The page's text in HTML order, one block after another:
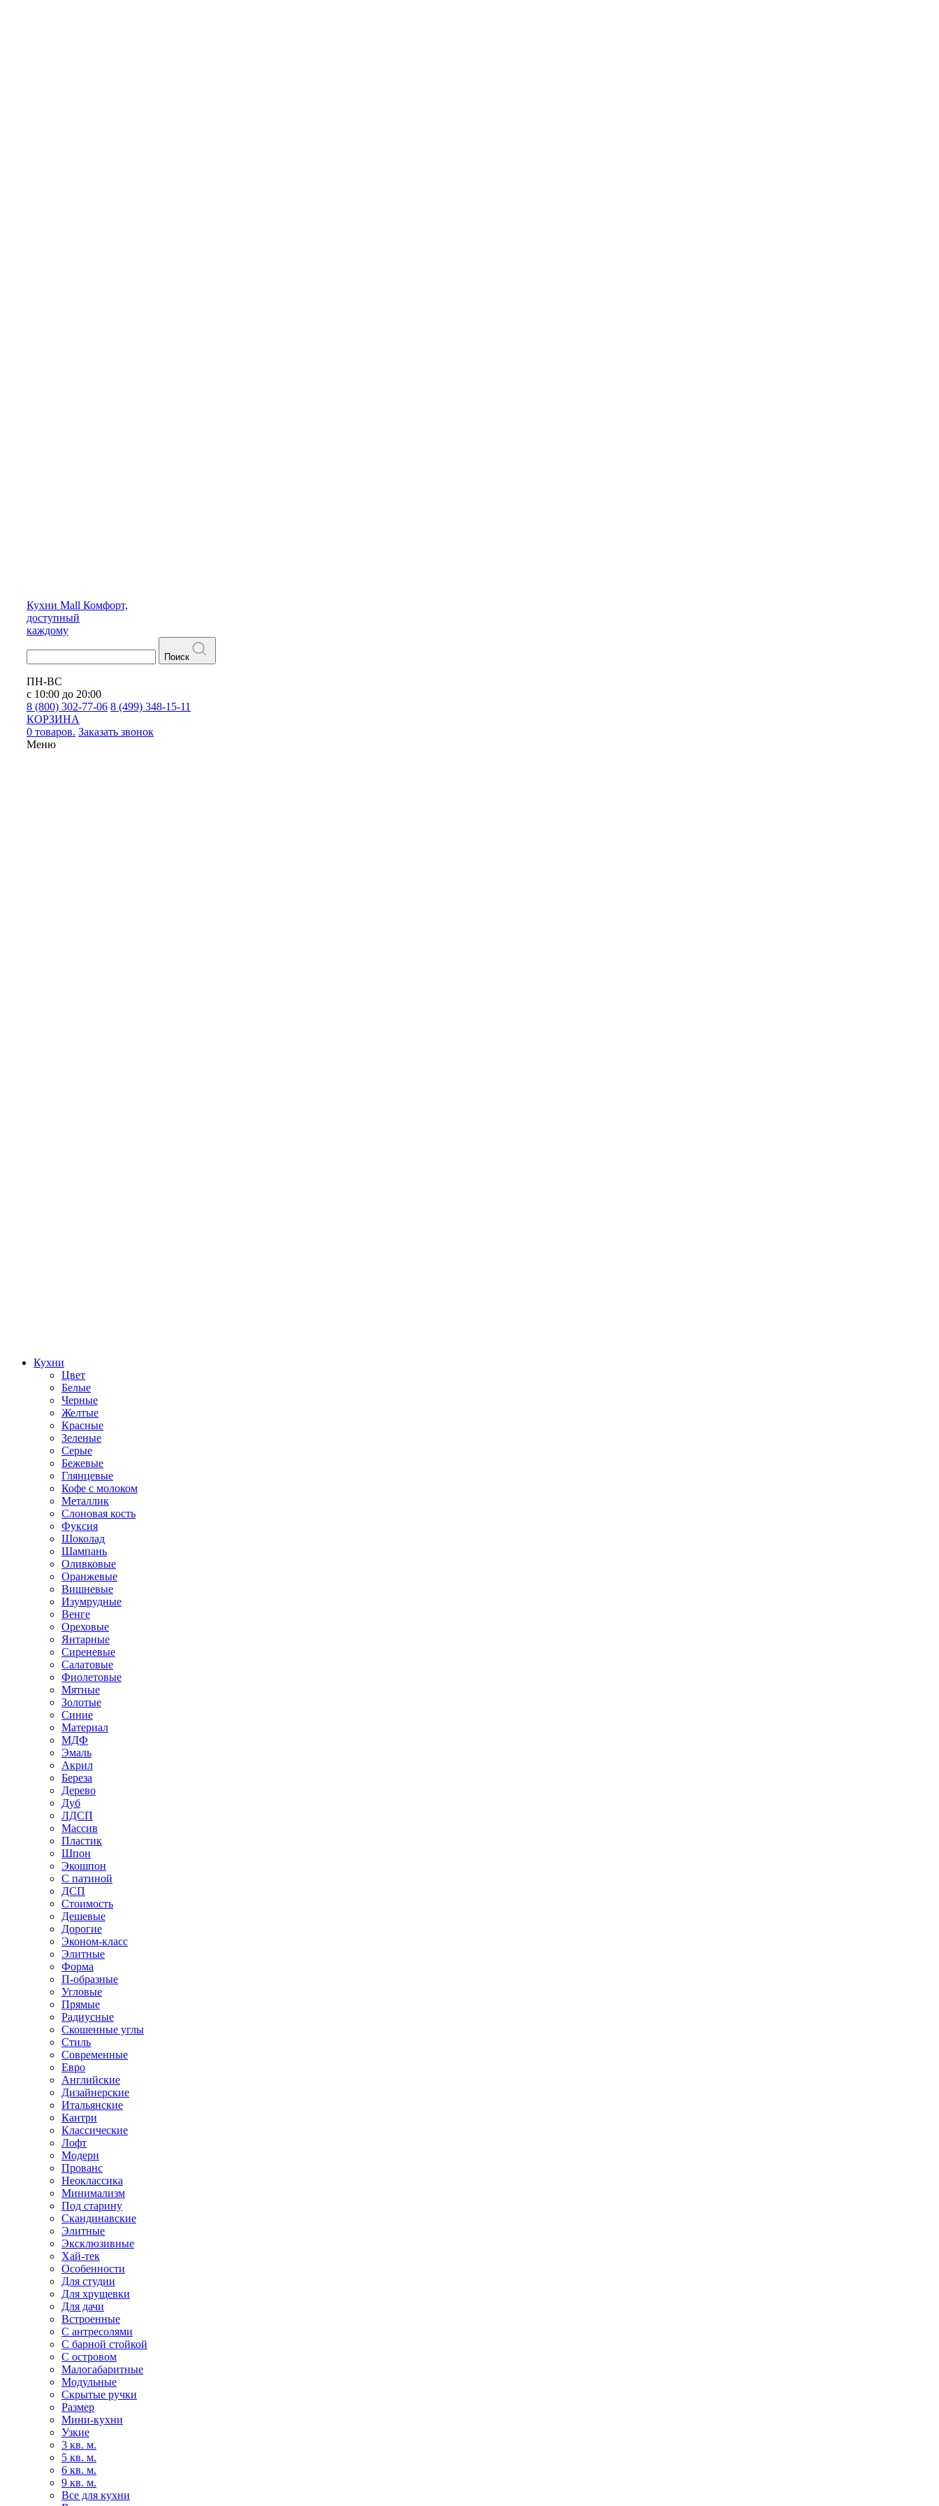
Кухни Mall Комфорт,
доступный
каждому
Поиск
ПН-ВС
с 10:00 до 20:00
8 (800) 302-77-06 8 (499) 348-15-11
КОРЗИНА
0 товаров. Заказать звонок
Меню
Кухни
Цвет
Белые
Черные
Желтые
Красные
Зеленые
Серые
Бежевые
Глянцевые
Кофе с молоком
Металлик
Слоновая кость
Фуксия
Шоколад
Шампань
Оливковые
Оранжевые
Вишневые
Изумрудные
Венге
Ореховые
Янтарные
Сиреневые
Салатовые
Фиолетовые
Мятные
Золотые
Синие
Материал
МДФ
Эмаль
Акрил
Береза
Дерево
Дуб
ЛДСП
Массив
Пластик
Шпон
Экошпон
С патиной
ДСП
Стоимость
Дешевые
Дорогие
Эконом-класс
Элитные
Форма
П-образные
Угловые
Прямые
Радиусные
Скошенные углы
Стиль
Современные
Евро
Английские
Дизайнерские
Итальянские
Кантри
Классические
Лофт
Модерн
Прованс
Неоклассика
Минимализм
Под старину
Скандинавские
Элитные
Эксклюзивные
Хай-тек
Особенности
Для студии
Для хрущевки
Для дачи
Встроенные
С антресолями
С барной стойкой
С островом
Малогабаритные
Модульные
Скрытые ручки
Размер
Мини-кухни
Узкие
3 кв. м.
5 кв. м.
6 кв. м.
9 кв. м.
Все для кухни